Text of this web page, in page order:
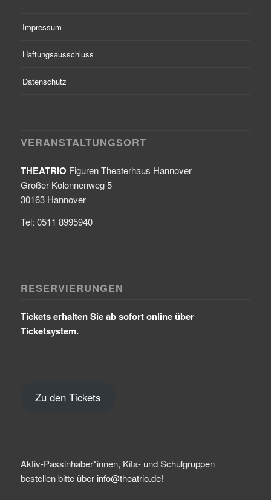
Impressum
Haftungsausschluss
Datenschutz
VERANSTALTUNGSORT
THEATRIO Figuren Theaterhaus Hannover
Großer Kolonnenweg 5
30163 Hannover
Tel: 0511 8995940
RESERVIERUNGEN
Tickets erhalten Sie ab sofort online über
Ticketsystem.
Zu den Tickets
Aktiv-Passinhaber*innen, Kita- und Schulgruppen
bestellen bitte über info@theatrio.de!